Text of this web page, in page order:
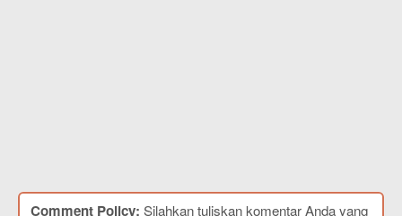
Comment Policy: Silahkan tuliskan komentar Anda yang